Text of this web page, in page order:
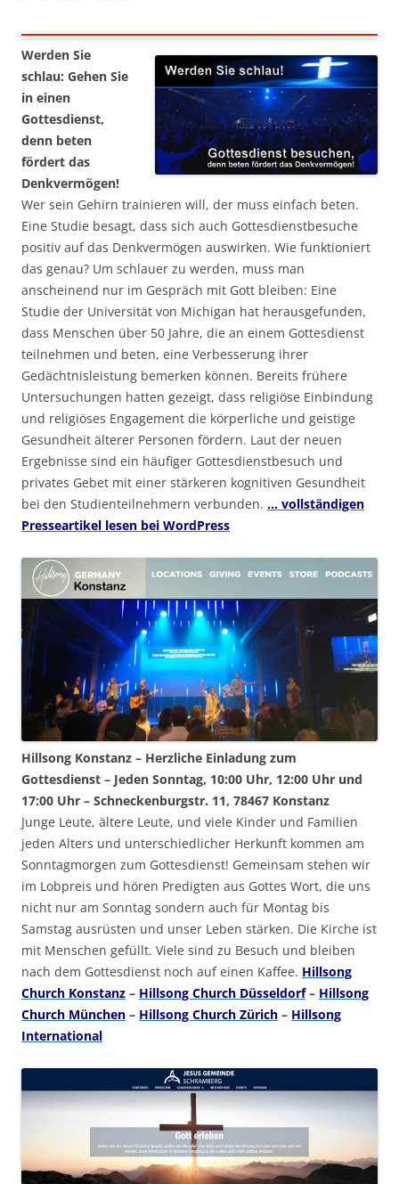
Werden Sie
schlau: Gehen Sie
in einen
Gottesdienst,
denn beten
fördert das
Denkvermögen!
Wer sein Gehirn trainieren will, der muss einfach beten.
Eine Studie besagt, dass sich auch Gottesdienstbesuche
positiv auf das Denkvermögen auswirken. Wie funktioniert
das genau? Um schlauer zu werden, muss man
anscheinend nur im Gespräch mit Gott bleiben: Eine
Studie der Universität von Michigan hat herausgefunden,
dass Menschen über 50 Jahre, die an einem Gottesdienst
teilnehmen und beten, eine Verbesserung ihrer
Gedächtnisleistung bemerken können. Bereits frühere
Untersuchungen hatten gezeigt, dass religiöse Einbindung
und religiöses Engagement die körperliche und geistige
Gesundheit älterer Personen fördern. Laut der neuen
Ergebnisse sind ein häufiger Gottesdienstbesuch und
privates Gebet mit einer stärkeren kognitiven Gesundheit
bei den Studienteilnehmern verbunden. … vollständigen
Presseartikel lesen bei WordPress
Hillsong Konstanz – Herzliche Einladung zum
Gottesdienst – Jeden Sonntag, 10:00 Uhr, 12:00 Uhr und
17:00 Uhr – Schneckenburgstr. 11, 78467 Konstanz
Junge Leute, ältere Leute, und viele Kinder und Familien
jeden Alters und unterschiedlicher Herkunft kommen am
Sonntagmorgen zum Gottesdienst! Gemeinsam stehen wir
im Lobpreis und hören Predigten aus Gottes Wort, die uns
nicht nur am Sonntag sondern auch für Montag bis
Samstag ausrüsten und unser Leben stärken. Die Kirche ist
mit Menschen gefüllt. Viele sind zu Besuch und bleiben
nach dem Gottesdienst noch auf einen Kaffee. Hillsong
Church Konstanz – Hillsong Church Düsseldorf– Hillsong
Church München – Hillsong Church Zürich – Hillsong
International